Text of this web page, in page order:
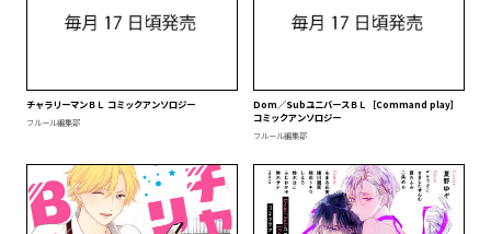
チャラリーマンＢＬ コミックアンソロジー
フルール編集部
Dom／SubユニバースＢＬ［Command play］
コミックアンソロジー
フルール編集部